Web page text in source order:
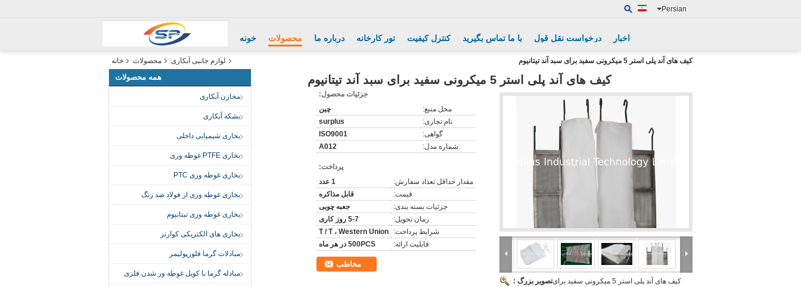
Persian
خونه محصولات درباره ما تور کارخانه کنترل کیفیت با ما تماس بگیرید درخواست نقل قول اخبار
خانه محصولات لوازم جانبی آبکاری کیف های آند پلی استر 5 میکرونی سفید برای سبد آند تیتانیوم
همه محصولات
مخازن آبکاری
بشکه آبکاری
بخاری شیمیایی داخلی
بخاری PTFE غوطه وری
بخاری غوطه وری PTC
بخاری غوطه وری از فولاد ضد زنگ
بخاری غوطه وری تیتانیوم
بخاری های الکتریکی کوارتز
مبادلات گرما فلورپولیمر
مبادله گرما با کویل غوطه ور شدن فلزی
کیف های آند پلی استر 5 میکرونی سفید برای سبد آند تیتانیوم
تصویر بزرگ :کیف های آند پلی استر 5 میکرونی سفید برای
جزئیات محصول:
محل منبع:
چین
نام تجاری:
surplus
گواهی:
ISO9001
شماره مدل:
A012
پرداخت:
مقدار حداقل تعداد سفارش:
1 عدد
قیمت:
قابل مذاکره
جزئیات بسته بندی:
جعبه چوبی
زمان تحویل:
5-7 روز کاری
شرایط پرداخت:
T / T ، Western Union
قابلیت ارائه:
500PCS در هر ماه
مخاطب